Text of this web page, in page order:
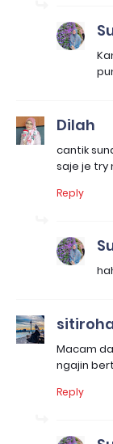
Dilah
cantik
saje je try
Reply
Macam
ngajin
Reply